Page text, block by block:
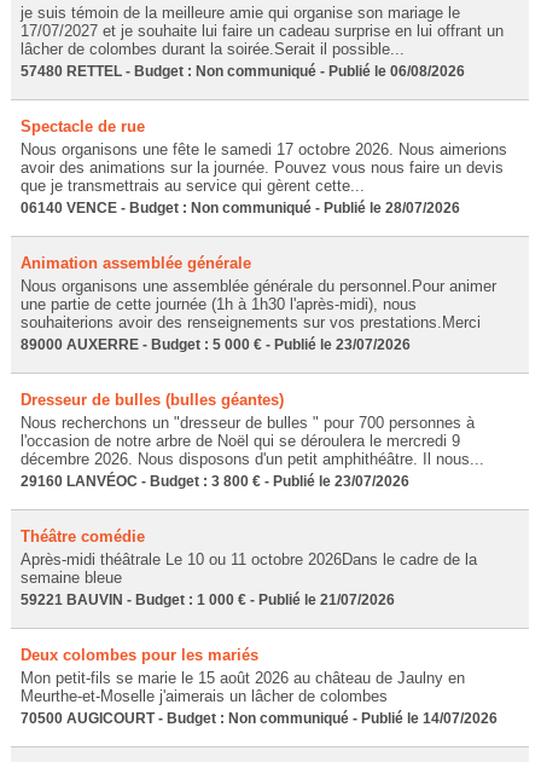
je suis témoin de la meilleure amie qui organise son mariage le
17/07/2027 et je souhaite lui faire un cadeau surprise en lui offrant un
lâcher de colombes durant la soirée.Serait il possible...
57480 RETTEL - Budget : Non communiqué - Publié le 06/08/2026
Spectacle de rue
Nous organisons une fête le samedi 17 octobre 2026. Nous aimerions
avoir des animations sur la journée. Pouvez vous nous faire un devis
que je transmettrais au service qui gèrent cette...
06140 VENCE - Budget : Non communiqué - Publié le 28/07/2026
Animation assemblée générale
Nous organisons une assemblée générale du personnel.Pour animer
une partie de cette journée (1h à 1h30 l'après-midi), nous
souhaiterions avoir des renseignements sur vos prestations.Merci
89000 AUXERRE - Budget : 5 000 € - Publié le 23/07/2026
Dresseur de bulles (bulles géantes)
Nous recherchons un "dresseur de bulles " pour 700 personnes à
l'occasion de notre arbre de Noël qui se déroulera le mercredi 9
décembre 2026. Nous disposons d'un petit amphithéâtre. Il nous...
29160 LANVÉOC - Budget : 3 800 € - Publié le 23/07/2026
Théâtre comédie
Après-midi théâtrale Le 10 ou 11 octobre 2026Dans le cadre de la
semaine bleue
59221 BAUVIN - Budget : 1 000 € - Publié le 21/07/2026
Deux colombes pour les mariés
Mon petit-fils se marie le 15 août 2026 au château de Jaulny en
Meurthe-et-Moselle j'aimerais un lâcher de colombes
70500 AUGICOURT - Budget : Non communiqué - Publié le 14/07/2026